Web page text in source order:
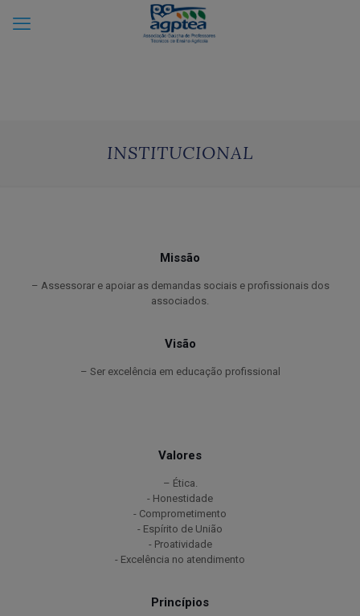
INSTITUCIONAL
Missão
– Assessorar e apoiar as demandas sociais e profissionais dos
associados.
Visão
– Ser excelência em educação profissional
Valores
– Ética.
- Honestidade
- Comprometimento
- Espírito de União
- Proatividade
- Excelência no atendimento
Princípios